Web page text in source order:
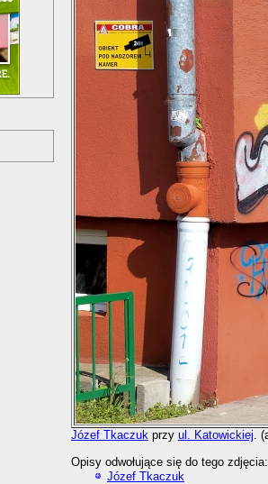
Józef Tkaczuk przy ul. Katowickiej .
Opisy odwołujące się do tego zdjęcia:
Józef Tkaczuk